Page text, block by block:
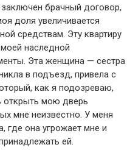
брачный договор,
доля увеличивается
средствам. Эту квартиру
наследной
Эта женщина — сестра
в подъезд, привела с
как я подозреваю,
открыть мою дверь
мне неизвестно. У меня
где она угрожает мне и
ей.